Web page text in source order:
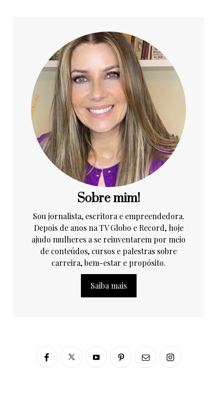
Sobre mim!
Sou jornalista, escritora e empreendedora.
Depois de anos na TV Globo e Record, hoje
ajudo mulheres a se reinventarem por meio
de conteúdos, cursos e palestras sobre
carreira, bem-estar e propósito.
Saiba mais